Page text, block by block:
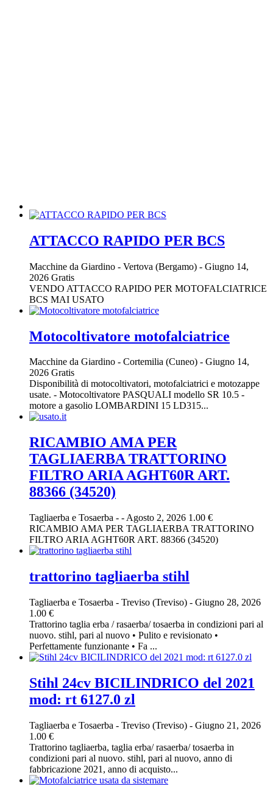
ATTACCO RAPIDO PER BCS
Macchine da Giardino - Vertova (Bergamo) - Giugno 14,
2026 Gratis
VENDO ATTACCO RAPIDO PER MOTOFALCIATRICE
BCS MAI USATO
Motocoltivatore motofalciatrice
Macchine da Giardino - Cortemilia (Cuneo) - Giugno 14,
2026 Gratis
Disponibilità di motocoltivatori, motofalciatrici e motozappe
usate. - Motocoltivatore PASQUALI modello SR 10.5 -
motore a gasolio LOMBARDINI 15 LD315...
RICAMBIO AMA PER
TAGLIAERBA TRATTORINO
FILTRO ARIA AGHT60R ART.
88366 (34520)
Tagliaerba e Tosaerba - - Agosto 2, 2026 1.00 €
RICAMBIO AMA PER TAGLIAERBA TRATTORINO
FILTRO ARIA AGHT60R ART. 88366 (34520)
trattorino tagliaerba stihl
Tagliaerba e Tosaerba - Treviso (Treviso) - Giugno 28, 2026
1.00 €
Trattorino taglia erba / rasaerba/ tosaerba in condizioni pari al
nuovo. stihl, pari al nuovo • Pulito e revisionato •
Perfettamente funzionante • Fa ...
Stihl 24cv BICILINDRICO del 2021
mod: rt 6127.0 zl
Tagliaerba e Tosaerba - Treviso (Treviso) - Giugno 21, 2026
1.00 €
Trattorino tagliaerba, taglia erba/ rasaerba/ tosaerba in
condizioni pari al nuovo. stihl, pari al nuovo, anno di
fabbricazione 2021, anno di acquisto...